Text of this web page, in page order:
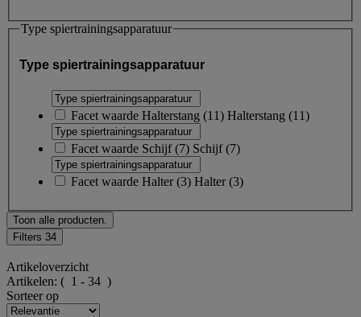
Type spiertrainingsapparatuur
Type spiertrainingsapparatuur
Facet waarde Halterstang (11) Halterstang (11)
Facet waarde Schijf(7) Schijf(7)
Facet waarde Halter(3) Halter(3)
Toon alle producten.
Filters 34
Artikeloverzicht
Artikelen: ( 1 - 34 )
Sorteer op